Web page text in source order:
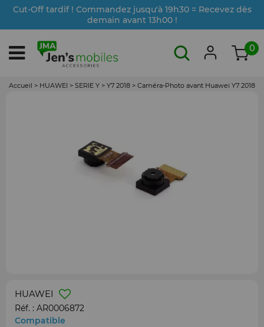
Cut-Off tardif ! Commandez jusqu'à 19h30 = Recevez dès
demain avant 13h00 !
0
Accueil > HUAWEI > SERIE Y > Y7 2018 > Caméra-Photo avant Huawei Y7 2018
HUAWEI
Réf. : AR0006872
Compatible